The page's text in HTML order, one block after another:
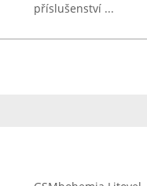
příslušenství ...